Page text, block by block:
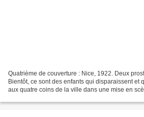
Quatrième de couverture : Nice, 1922. Deux
Bientôt, ce sont des enfants qui disparaissent et
aux quatre coins de la ville dans une mise en